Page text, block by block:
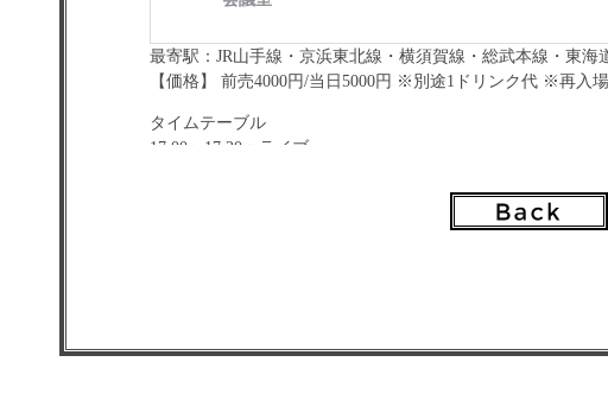
最寄駅：JR山手線・京浜東北線・横須賀線・総武本線・東
【価格】 前売4000円/当日5000円 ※別途1ドリンク代 ※再入
タイムテーブル
17:00〜17:20：ライブ
※ご購入は現金のみとなります。クレジットカード、電子マ